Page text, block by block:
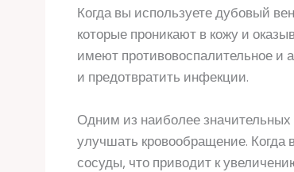
Когда вы используете дубовый
которые проникают в кожу и
имеют противовоспалительное и
и предотвратить инфекции.
Одним из наиболее значительных
улучшать кровообращение. Когда
сосуды, что приводит к